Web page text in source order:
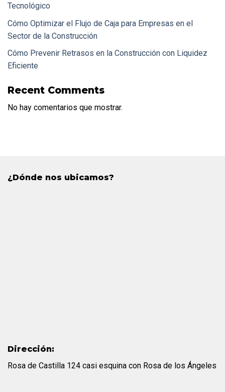
Tecnológico
Cómo Optimizar el Flujo de Caja para Empresas en el
Sector de la Construcción
Cómo Prevenir Retrasos en la Construcción con Liquidez
Eficiente
Recent Comments
No hay comentarios que mostrar.
¿Dónde nos ubicamos?
Dirección:
Rosa de Castilla 124 casi esquina con Rosa de los Ángeles